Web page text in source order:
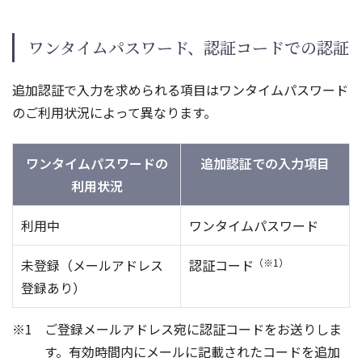
ワンタイムパスワード、認証コードでの認証
追加認証で入力を求められる項目はワンタイムパスワード
のご利用状況によって異なります。
ワンタイムパスワードの
利用状況
追加認証での入力項目
利用中 ワンタイムパスワード
未登録（メールアドレス
登録あり）
認証コード （※1）
ご登録メールアドレス宛に認証コードをお送りしま
す。有効時間内にメールに記載されたコードを追加